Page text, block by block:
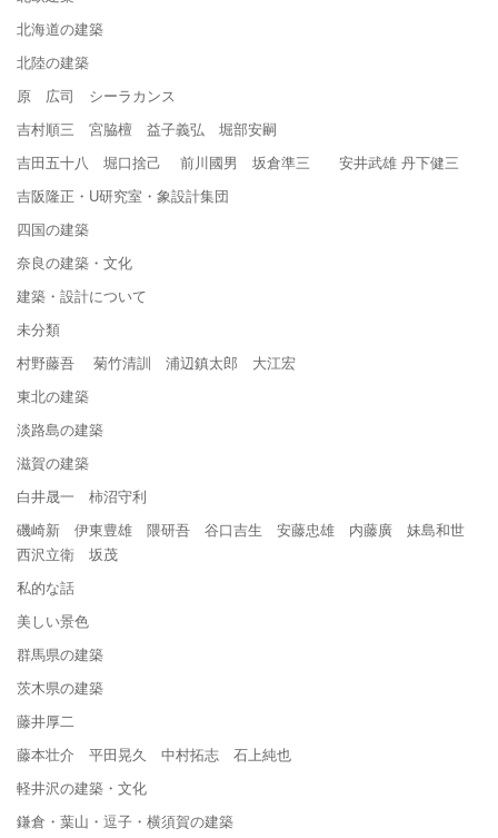
北海道の建築
北陸の建築
原 広司 シーラカンス
吉村順三 宮脇檀 益子義弘 堀部安嗣
吉田五十八 堀口捨己 前川國男 坂倉準三 安井武雄 丹下健三
吉阪隆正・U研究室・象設計集団
四国の建築
奈良の建築・文化
建築・設計について
未分類
村野藤吾 菊竹清訓 浦辺鎮太郎 大江宏
東北の建築
淡路島の建築
滋賀の建築
白井晟一 柿沼守利
磯崎新 伊東豊雄 隈研吾 谷口吉生 安藤忠雄 内藤廣 妹島和世
西沢立衛 坂茂
私的な話
美しい景色
群馬県の建築
茨木県の建築
藤井厚二
藤本壮介 平田晃久 中村拓志 石上純也
軽井沢の建築・文化
鎌倉・葉山・逗子・横須賀の建築